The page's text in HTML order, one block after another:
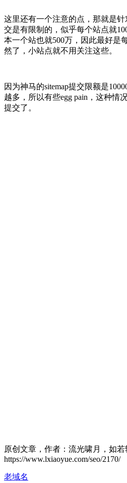
这里还有一个注意的点，那就是针
交是有限制的，似乎每个站点就
本一个站也就500万，因此最好是
然了，小站点就不用关注这些。
因为神马的sitemap提交限额是
越多，所以有些egg pain，这种情
提交了。
原创文章，作者：流光啸月，如若
https://www.lxiaoyue.com/seo/2170/
老域名